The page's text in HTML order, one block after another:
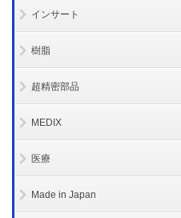
インサート
樹脂
超精密部品
MEDIX
医療
Made in Japan